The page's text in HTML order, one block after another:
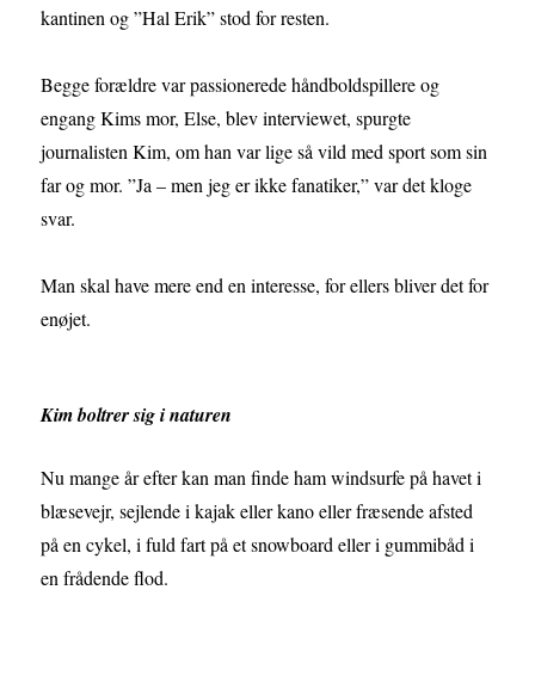
kantinen og ”Hal Erik” stod for resten.
Begge forældre var passionerede håndboldspillere og
engang Kims mor, Else, blev interviewet, spurgte
journalisten Kim, om han var lige så vild med sport som sin
far og mor. ”Ja – men jeg er ikke fanatiker,” var det kloge
svar.
Man skal have mere end en interesse, for ellers bliver det for
enøjet.
Kim boltrer sig i naturen
Nu mange år efter kan man finde ham windsurfe på havet i
blæsevejr, sejlende i kajak eller kano eller fræsende afsted
på en cykel, i fuld fart på et snowboard eller i gummibåd i
en frådende flod.